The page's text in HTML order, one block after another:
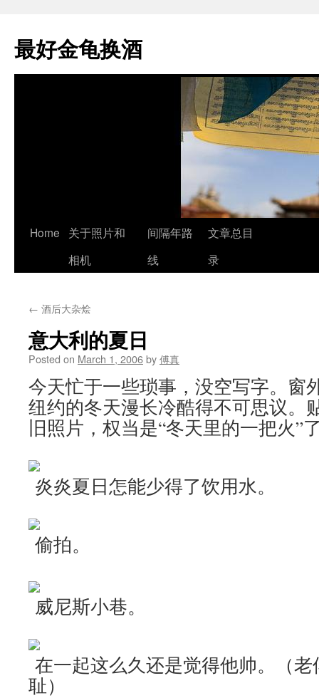
最好金龟换酒
Skip
Home
关于照片和
相机
间隔年路
线
文章总目
录
← 酒后大杂烩
意大利的夏日
Posted on March 1, 2006by傅真
今天忙于一些琐事，没空写字。窗
纽约的冬天漫长冷酷得不可思议。
旧照片，权当是“冬天里的一把火”
炎炎夏日怎能少得了饮用水。
偷拍。
威尼斯小巷。
在一起这么久还是觉得他帅。（
耻）